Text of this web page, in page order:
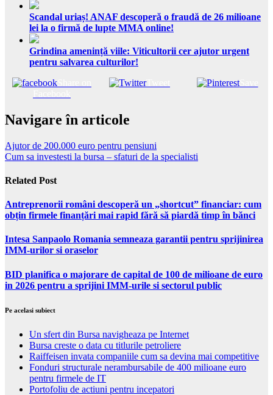
Scandal uriaș! ANAF descoperă o fraudă de 26 milioane
lei la o firmă de lupte MMA online!
Grindina amenință viile: Viticultorii cer ajutor urgent
pentru salvarea culturilor!
Tweet Save
Navigare în articole
Ajutor de 200.000 euro pentru pensiuni
Cum sa investesti la bursa – sfaturi de la specialisti
Related Post
Antreprenorii români descoperă un „shortcut” financiar: cum
obțin firmele finanțări mai rapid fără să piardă timp în bănci
Intesa Sanpaolo Romania semneaza garantii pentru sprijinirea
IMM-urilor si oraselor
BID planifica o majorare de capital de 100 de milioane de euro
in 2026 pentru a sprijini IMM-urile si sectorul public
Pe acelasi subiect
Un sfert din Bursa navigheaza pe Internet
Bursa creste o data cu titlurile petroliere
Raiffeisen invata companiile cum sa devina mai competitive
Fonduri structurale nerambursabile de 400 milioane euro
pentru firmele de IT
Portofoliu de actiuni pentru incepatori